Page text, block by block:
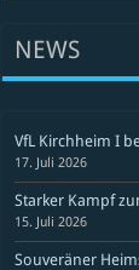
NEWS
VfL Kirchheim I
17. Juli 2026
Starker Kampf
15. Juli 2026
Souveräner